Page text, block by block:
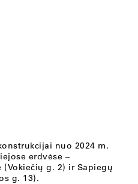
nuo 2024 m.
erdvėse –
g. 2) ir Sapiegų
g. 13).